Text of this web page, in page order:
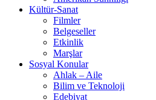
Kültür-Sanat
Filmler
Belgeseller
Etkinlik
Marşlar
Sosyal Konular
Ahlak – Aile
Bilim ve Teknoloji
Edebiyat